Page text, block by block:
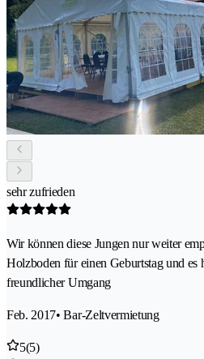
sehr zufrieden
Wir können diese Jungen nur weiter
Holzboden für einen Geburtstag und es
freundlicher Umgang
Feb. 2017• Bar-Zeltvermietung
5(5)